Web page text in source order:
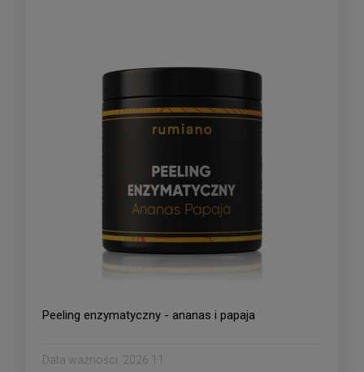
Peeling enzymatyczny - ananas i papaja
Data ważności: 2026.11